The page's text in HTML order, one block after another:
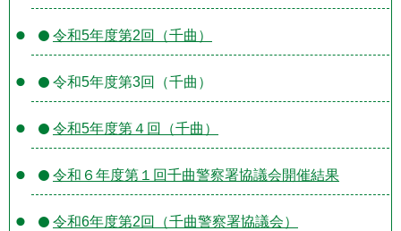
令和5年度第2回（千曲）
令和5年度第3回（千曲）
令和5年度第４回（千曲）
令和６年度第１回千曲警察署協議会開催結果
令和6年度第2回（千曲警察署協議会）